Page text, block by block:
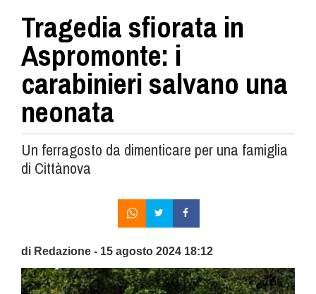
Tragedia sfiorata in
Aspromonte: i
carabinieri salvano una
neonata
Un ferragosto da dimenticare per una famiglia
di Cittànova
di Redazione - 15 agosto 2024 18:12